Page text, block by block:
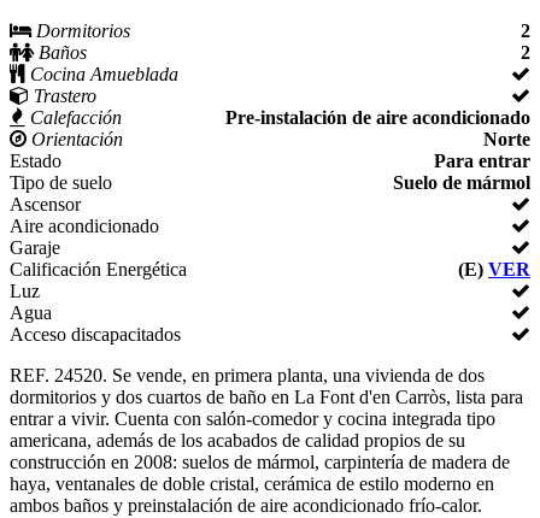
Dormitorios
2
Baños
2
Cocina Amueblada
Trastero
Calefacción
Pre-instalación de aire acondicionado
Orientación
Norte
Estado
Para entrar
Tipo de suelo
Suelo de mármol
Ascensor
Aire acondicionado
Garaje
Calificación Energética
(E) VER
Luz
Agua
Acceso discapacitados
REF. 24520. Se vende, en primera planta, una vivienda de dos
dormitorios y dos cuartos de baño en La Font d'en Carròs, lista para
entrar a vivir. Cuenta con salón-comedor y cocina integrada tipo
americana, además de los acabados de calidad propios de su
construcción en 2008: suelos de mármol, carpintería de madera de
haya, ventanales de doble cristal, cerámica de estilo moderno en
ambos baños y preinstalación de aire acondicionado frío-calor.